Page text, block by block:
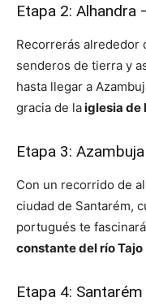
Etapa 2: Alhandra
Recorrerás alrededor
senderos de tierra y
hasta llegar a
gracia de laiglesia de
Etapa 3:
Con un recorrido de
ciudad de Santarém,
portugués te
constante del río Tajo
Etapa 4: